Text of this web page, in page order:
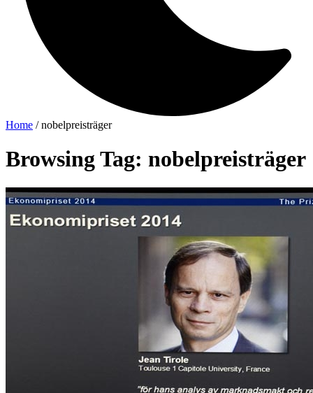
Home /nobelpreisträger
Browsing Tag: nobelpreisträger